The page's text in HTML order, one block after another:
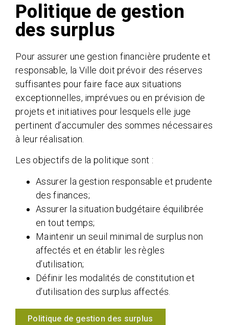
Politique de gestion
des surplus
Pour assurer une gestion financière prudente et
responsable, la Ville doit prévoir des réserves
suffisantes pour faire face aux situations
exceptionnelles, imprévues ou en prévision de
projets et initiatives pour lesquels elle juge
pertinent d’accumuler des sommes nécessaires
à leur réalisation.
Les objectifs de la politique sont :
Assurer la gestion responsable et prudente
des finances;
Assurer la situation budgétaire équilibrée
en tout temps;
Maintenir un seuil minimal de surplus non
affectés et en établir les règles
d’utilisation;
Définir les modalités de constitution et
d’utilisation des surplus affectés.
Politique de gestion des surplus